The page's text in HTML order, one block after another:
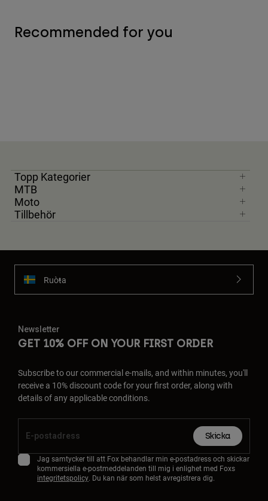
Recommended for you
Topp Kategorier
MTB
Moto
Tillbehör
Ruoŧŧa
Newsletter
GET 10% OFF ON YOUR FIRST ORDER
Subscribe to our commercial e-mails, and within minutes, you'll
receive a 10% discount code for your first order, along with
details of any applicable conditions.
Skicka
Jag samtycker till att Fox behandlar min e-postadress och skickar
kommersiella e-postmeddelanden till mig i enlighet med Foxs
integritetspolicy. Du kan när som helst avregistrera dig.